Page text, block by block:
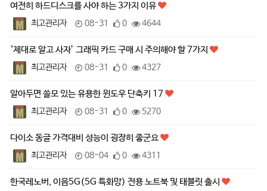
여전히 하드디스크를 사야 하는 3가지 이유
최고관리자 08-31 0 4644
‘제대로 알고 사자’ 그래픽 카드 구매 시 주의해야 할 7가지
최고관리자 08-31 0 4327
알아두면 쓸모 있는 유용한 윈도우 단축키 17
최고관리자 08-31 0 5270
다이소 동글 가격대비 성능이 굉장히 좋군요
최고관리자 08-04 0 4311
한국레노버, 이음5G(5G 특화망) 전용 노트북 및 태블릿 출시